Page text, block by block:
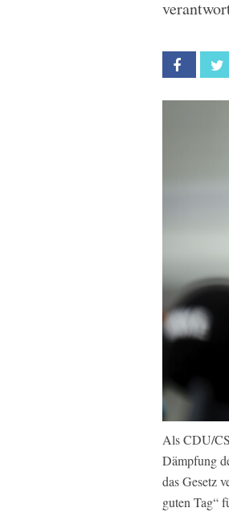
Als CDU/
Dämpfung
das Gesetz
guten Tag“